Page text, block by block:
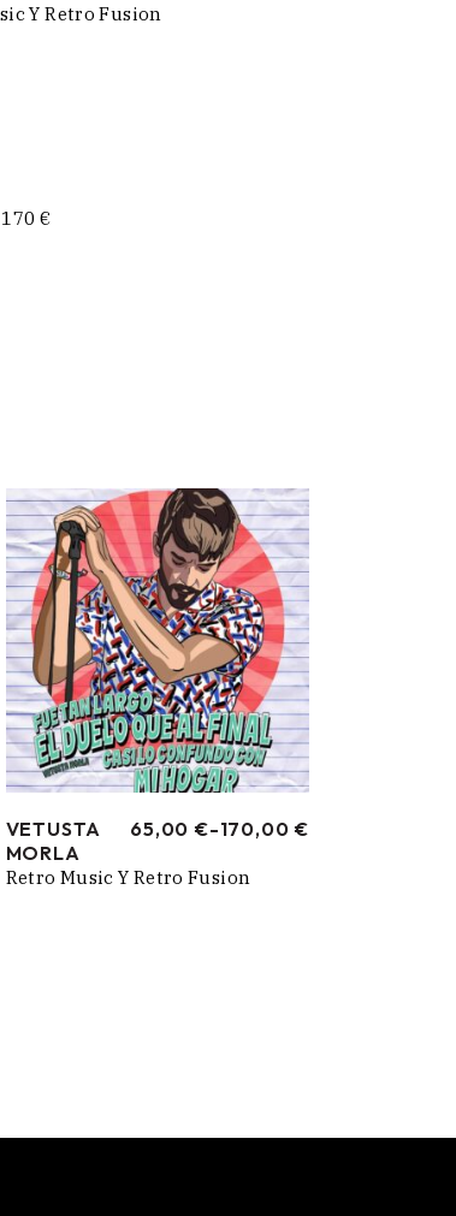
Y Retro Fusion
€
VETUSTA
MORLA
65,00 €-170,00 €
RANGO
PRECIOS:
Retro Music Y Retro Fusion